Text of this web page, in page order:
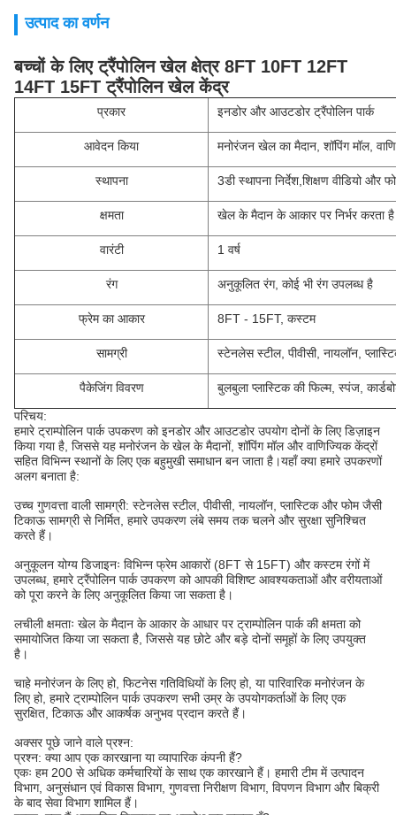
उत्पाद का वर्णन
बच्चों के लिए ट्रैंपोलिन खेल क्षेत्र 8FT 10FT 12FT
14FT 15FT ट्रैंपोलिन खेल केंद्र
प्रकार इनडोर और आउटडोर ट्रैंपोलिन पार्क
आवेदन किया मनोरंजन खेल का मैदान, शॉपिंग मॉल,
स्थापना 3डी स्थापना निर्देश,शिक्षण वीडियो और
क्षमता खेल के मैदान के आकार पर निर्भर करता है
वारंटी 1 वर्ष
रंग अनुकूलित रंग, कोई भी रंग उपलब्ध है
फ्रेम का आकार 8FT - 15FT, कस्टम
सामग्री स्टेनलेस स्टील, पीवीसी, नायलॉन,
पैकेजिंग विवरण
बुलबुला प्लास्टिक की फिल्म, स्पंज,
परिचय:
हमारे ट्राम्पोलिन पार्क उपकरण को इनडोर और आउटडोर उपयोग दोनों के लिए डिज़ाइन
किया गया है, जिससे यह मनोरंजन के खेल के मैदानों, शॉपिंग मॉल और वाणिज्यिक केंद्रों
सहित विभिन्न स्थानों के लिए एक बहुमुखी समाधान बन जाता है।यहाँ क्या हमारे उपकरणों
अलग बनाता है:
उच्च गुणवत्ता वाली सामग्री: स्टेनलेस स्टील, पीवीसी, नायलॉन, प्लास्टिक और फोम जैसी
टिकाऊ सामग्री से निर्मित, हमारे उपकरण लंबे समय तक चलने और सुरक्षा सुनिश्चित
करते हैं।
अनुकूलन योग्य डिजाइनः विभिन्न फ्रेम आकारों (8FT से 15FT) और कस्टम रंगों में
उपलब्ध, हमारे ट्रैंपोलिन पार्क उपकरण को आपकी विशिष्ट आवश्यकताओं और वरीयताओं
को पूरा करने के लिए अनुकूलित किया जा सकता है।
लचीली क्षमताः खेल के मैदान के आकार के आधार पर ट्राम्पोलिन पार्क की क्षमता को
समायोजित किया जा सकता है, जिससे यह छोटे और बड़े दोनों समूहों के लिए उपयुक्त
है।
चाहे मनोरंजन के लिए हो, फिटनेस गतिविधियों के लिए हो, या पारिवारिक मनोरंजन के
लिए हो, हमारे ट्राम्पोलिन पार्क उपकरण सभी उम्र के उपयोगकर्ताओं के लिए एक
सुरक्षित, टिकाऊ और आकर्षक अनुभव प्रदान करते हैं।
अक्सर पूछे जाने वाले प्रश्न:
प्रश्न: क्या आप एक कारखाना या व्यापारिक कंपनी हैं?
एकः हम 200 से अधिक कर्मचारियों के साथ एक कारखाने हैं। हमारी टीम में उत्पादन
विभाग, अनुसंधान एवं विकास विभाग, गुणवत्ता निरीक्षण विभाग, विपणन विभाग और बिक्री
के बाद सेवा विभाग शामिल हैं।